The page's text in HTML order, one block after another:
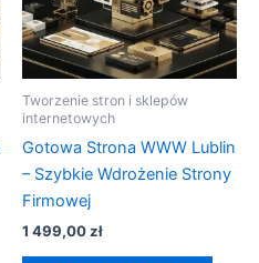
Tworzenie stron i sklepów
internetowych
Gotowa Strona WWW Lublin
– Szybkie Wdrożenie Strony
Firmowej
1 499,00zł